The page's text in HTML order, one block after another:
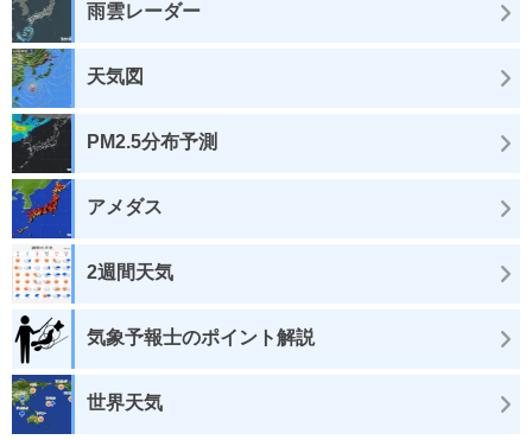
雨雲レーダー
天気図
PM2.5分布予測
アメダス
2週間天気
気象予報士のポイント解説
世界天気